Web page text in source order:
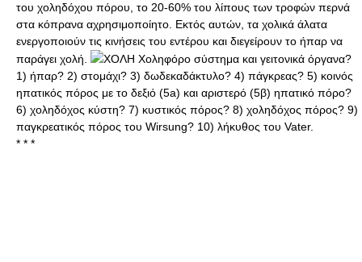
του χοληδόχου πόρου, το 20-60% του λίπους των τροφών περνά
στα κόπρανα αχρησιμοποίητο. Εκτός αυτών, τα χολικά άλατα
ενεργοποιούν τις κινήσεις του εντέρου και διεγείρουν το ήπαρ να
παράγει χολή.
XOΛΗ Χοληφόρο σύστημα και γειτονικά όργανα?
1) ήπαρ? 2) στομάχι? 3) δωδεκαδάκτυλο? 4) πάγκρεας? 5) κοινός
ηπατικός πόρος με το δεξιό (5a) και αριστερό (5β) ηπατικό πόρο?
6) χοληδόχος κύστη? 7) κυστικός πόρος? 8) χοληδόχος πόρος? 9)
παγκρεατικός πόρος του Wirsung? 10) λήκυθος του Vater.
* * *